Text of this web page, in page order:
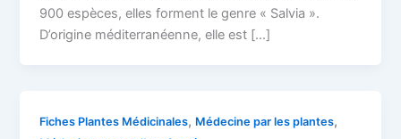
900 espèces, elles forment le genre « Salvia ».
D’origine méditerranéenne, elle est […]
Fiches Plantes Médicinales, Médecine par les plantes,